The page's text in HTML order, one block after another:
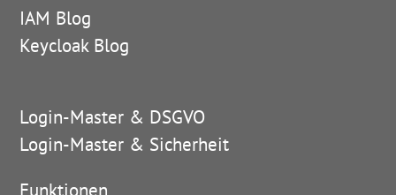
IAM Blog
Keycloak Blog
Login-Master & DSGVO
Login-Master & Sicherheit